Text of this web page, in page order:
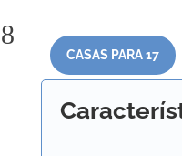
CASAS PARA 17